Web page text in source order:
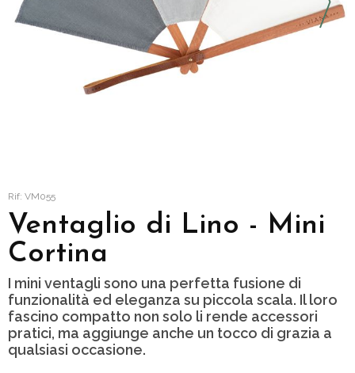
Rif: VM055
Ventaglio di Lino - Mini
Cortina
I mini ventagli sono una perfetta fusione di
funzionalità ed eleganza su piccola scala. Il loro
fascino compatto non solo li rende accessori
pratici, ma aggiunge anche un tocco di grazia a
qualsiasi occasione.